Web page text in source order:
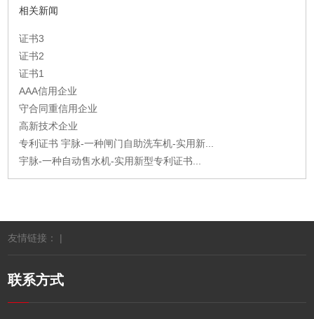
相关新闻
证书3
证书2
证书1
AAA信用企业
守合同重信用企业
高新技术企业
专利证书 宇脉-一种闸门自助洗车机-实用新...
宇脉-一种自动售水机-实用新型专利证书...
友情链接： |
联系方式